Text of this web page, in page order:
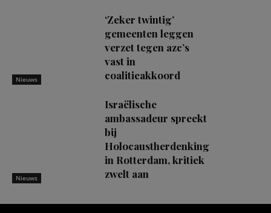
Nieuws
‘Zeker twintig’
gemeenten leggen
verzet tegen azc’s
vast in
coalitieakkoord
Nieuws
Israëlische
ambassadeur spreekt
bij
Holocaustherdenking
in Rotterdam, kritiek
zwelt aan